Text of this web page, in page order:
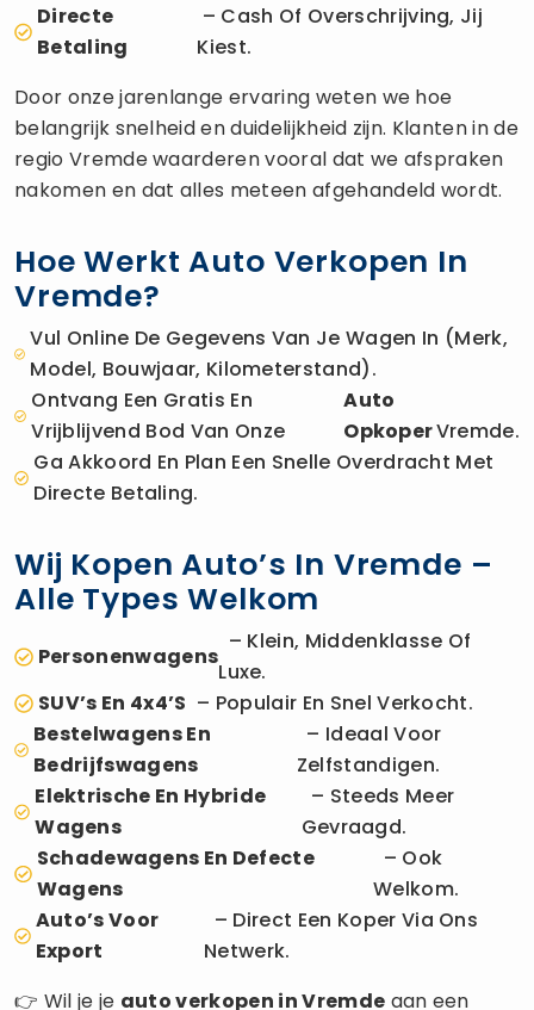
Directe
Betaling
– Cash Of Overschrijving, Jij
Kiest.
Door onze jarenlange ervaring weten we hoe
belangrijk snelheid en duidelijkheid zijn. Klanten in de
regio Vremde waarderen vooral dat we afspraken
nakomen en dat alles meteen afgehandeld wordt.
Hoe Werkt Auto Verkopen In
Vremde?
Vul Online De Gegevens Van Je Wagen In (merk,
Model, Bouwjaar, Kilometerstand).
Ontvang Een Gratis En
Vrijblijvend Bod Van Onze
Auto
OpkoperVremde.
Ga Akkoord En Plan Een Snelle Overdracht Met
Directe Betaling.
Wij Kopen Auto’s In Vremde –
Alle Types Welkom
Personenwagens
– Klein, Middenklasse Of
Luxe.
SUV’s En 4x4’s – Populair En Snel Verkocht.
Bestelwagens En
Bedrijfswagens
– Ideaal Voor
Zelfstandigen.
Elektrische En Hybride
Wagens
– Steeds Meer
Gevraagd.
Schadewagens En Defecte
Wagens
– Ook
Welkom.
Auto’s Voor
Export
– Direct Een Koper Via Ons
Netwerk.
👉 Wil je je auto verkopen in Vremde aan een